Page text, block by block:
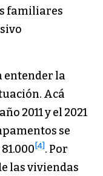
familiares
entender la
Acá
2011 y el 2021
se
[4]. Por
las viviendas